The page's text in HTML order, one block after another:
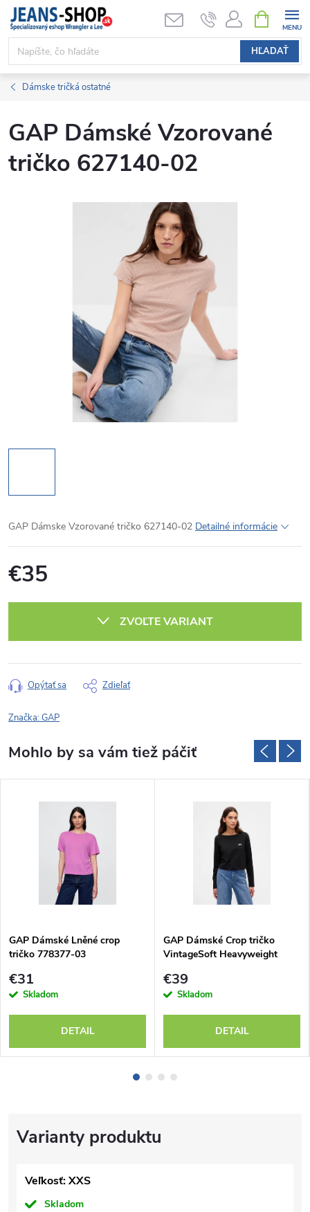
Prejsť
obsah
HĽADAŤ
KOŠÍK
Dámske tričká ostatné
GAP Dámské Vzorované
tričko 627140-02
GAP Dámske Vzorované tričko 627140-02 Detailné informácie
€35
ZVOĽTE VARIANT
Opýtať sa Zdieľať
Značka:GAP
Veľkosť: XXS
Skladom
GAP Dámské Lněné crop
tričko 778377-03
€31
Skladom
DETAIL
GAP Dámské Crop tričko
VintageSoft Heavyweight
€39
Skladom
DETAIL